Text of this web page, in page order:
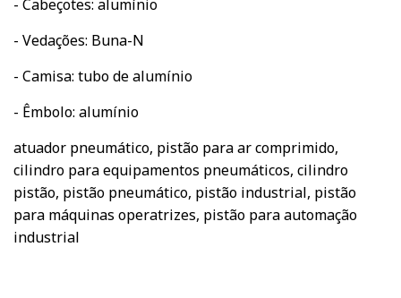
- Cabeçotes: alumínio
- Vedações: Buna-N
- Camisa: tubo de alumínio
- Êmbolo: alumínio
atuador pneumático, pistão para ar comprimido,
cilindro para equipamentos pneumáticos, cilindro
pistão, pistão pneumático, pistão industrial, pistão
para máquinas operatrizes, pistão para automação
industrial